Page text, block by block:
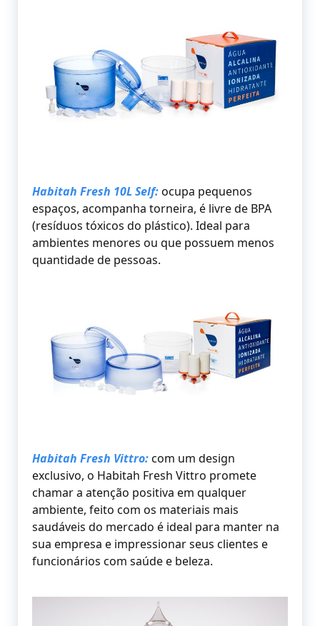
Habitah Fresh 10L Self:ocupa pequenos
espaços, acompanha torneira, é livre de BPA
(resíduos tóxicos do plástico). Ideal para
ambientes menores ou que possuem menos
quantidade de pessoas.
Habitah Fresh Vittro:com um design
exclusivo, o Habitah Fresh Vittro promete
chamar a atenção positiva em qualquer
ambiente, feito com os materiais mais
saudáveis do mercado é ideal para manter na
sua empresa e impressionar seus clientes e
funcionários com saúde e beleza.